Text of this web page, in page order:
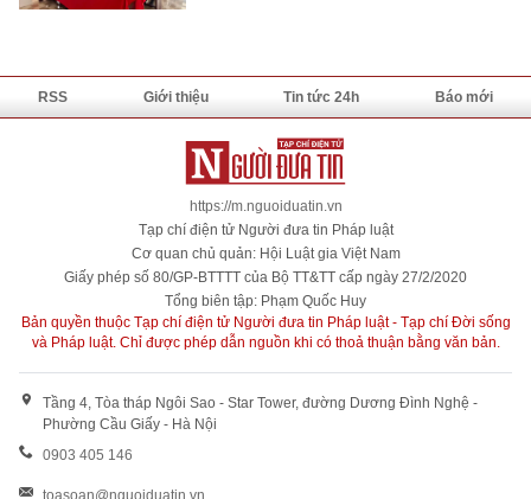
RSS Giới thiệu Tin tức 24h Báo mới
https://m.nguoiduatin.vn
Tạp chí điện tử Người đưa tin Pháp luật
Cơ quan chủ quản: Hội Luật gia Việt Nam
Giấy phép số 80/GP-BTTTT của Bộ TT&TT cấp ngày 27/2/2020
Tổng biên tập: Phạm Quốc Huy
Bản quyền thuộc Tạp chí điện tử Người đưa tin Pháp luật - Tạp chí Đời sống
và Pháp luật. Chỉ được phép dẫn nguồn khi có thoả thuận bằng văn bản.
Tầng 4, Tòa tháp Ngôi Sao - Star Tower, đường Dương Đình Nghệ -
Phường Cầu Giấy - Hà Nội
0903 405 146
toasoan@nguoiduatin.vn